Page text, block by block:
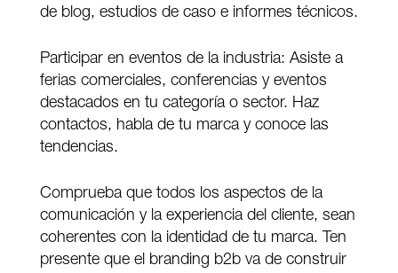
de blog, estudios de caso e informes técnicos.
Participar en eventos de la industria: Asiste a
ferias comerciales, conferencias y eventos
destacados en tu categoría o sector. Haz
contactos, habla de tu marca y conoce las
tendencias.
Comprueba que todos los aspectos de la
comunicación y la experiencia del cliente, sean
coherentes con la identidad de tu marca. Ten
presente que el branding b2b va de construir